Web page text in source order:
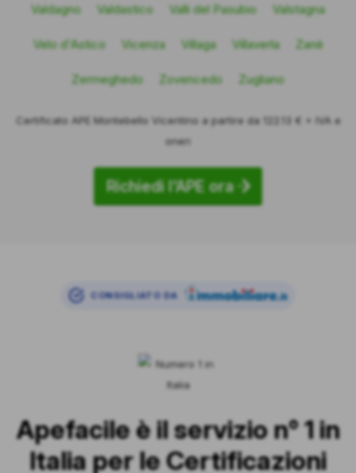
Valdagno Valdastico Valli del Pasubio Valstagna
Velo d'Astico Vicenza Villaga Villaverla Zanè
Zermeghedo Zovencedo Zugliano
Certificato APE Montebello Vicentino a partire da 122.13 € + IVA e
oneri
Richiedi l'APE ora
CONSIGLIATO DA
Apefacile è il servizio n° 1 in
Italia per le Certificazioni